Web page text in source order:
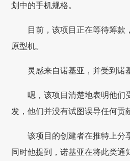
划中的手机规格。
目前，该项目正在等待筹款
原型机。
灵感来自诺基亚，并受到诺
嗯，该项目清楚地表明他们
发，他们并没有试图误导任何贡
该项目的创建者在推特上分
同时他提到，诺基亚在将此类通